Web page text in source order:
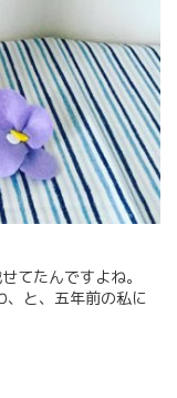
てたんですよね。
、と、五年前の私に